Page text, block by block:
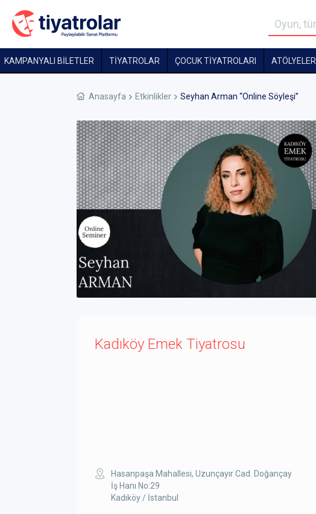
KAMPANYALI BİLETLER TİYATROLAR ÇOCUK TIYATROLARI ATÖLYELER
Anasayfa Etkinlikler Seyhan Arman “Online Söyleşi”
Kadıköy Emek Tiyatrosu
Hasanpaşa Mahallesi, Uzunçayır Cad. Doğançay
İş Hanı No:29
Kadıköy / İstanbul